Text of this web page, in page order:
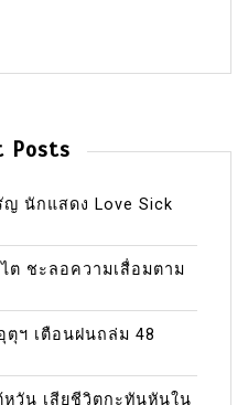
Posts
นักแสดง Love Sick
ต ชะลอความเสื่อมตาม
ฯ เตือนฝนถล่ม 48
วัน เสียชีวิตกะทันหันใน